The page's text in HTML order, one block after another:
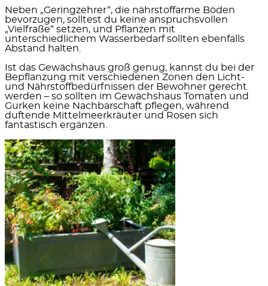
Neben „Geringzehrer“, die nährstoffarme Böden
bevorzugen, solltest du keine anspruchsvollen
„Vielfraße“ setzen, und Pflanzen mit
unterschiedlichem Wasserbedarf sollten ebenfalls
Abstand halten.
Ist das Gewächshaus groß genug, kannst du bei der
Bepflanzung mit verschiedenen Zonen den Licht-
und Nährstoffbedürfnissen der Bewohner gerecht
werden – so sollten im Gewächshaus Tomaten und
Gurken keine Nachbarschaft pflegen, während
duftende Mittelmeerkräuter und Rosen sich
fantastisch ergänzen.